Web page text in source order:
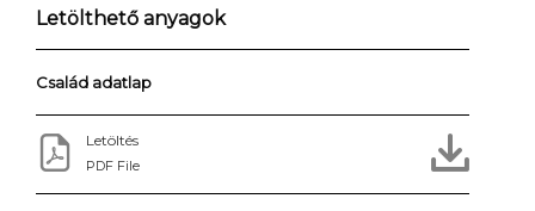
Letölthető anyagok
Család adatlap
Letöltés
PDF File